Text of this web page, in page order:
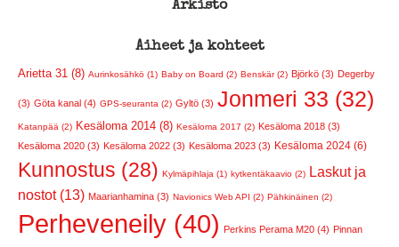
Arkisto
Aiheet ja kohteet
Arietta 31 (8) Aurinkosähkö (1) Baby on Board (2) Benskär (2) Björkö (3) Degerby
(3) Göta kanal (4) GPS-seuranta (2) Gyltö (3) Jonmeri 33 (32)
Katanpää (2) Kesäloma 2014 (8) Kesäloma 2017 (2) Kesäloma 2018 (3)
Kesäloma 2020 (3) Kesäloma 2022 (3) Kesäloma 2023 (3) Kesäloma 2024 (6)
Kunnostus (28) Kylmäpihlaja (1) kytkentäkaavio (2)
Laskut ja
nostot (13) Maarianhamina (3) Navionics Web API (2) Pähkinäinen (2)
Perheveneily (40) Perkins Perama M20 (4) Pinnan